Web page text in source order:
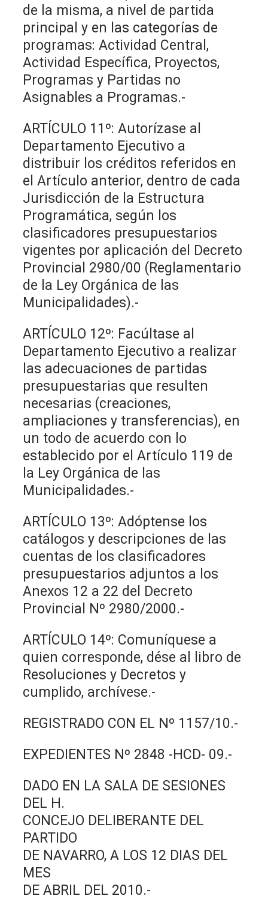
de la misma, a nivel de partida
principal y en las categorías de
programas: Actividad Central,
Actividad Específica, Proyectos,
Programas y Partidas no
Asignables a Programas.-
ARTÍCULO 11º: Autorízase al
Departamento Ejecutivo a
distribuir los créditos referidos en
el Artículo anterior, dentro de cada
Jurisdicción de la Estructura
Programática, según los
clasificadores presupuestarios
vigentes por aplicación del Decreto
Provincial 2980/00 (Reglamentario
de la Ley Orgánica de las
Municipalidades).-
ARTÍCULO 12º: Facúltase al
Departamento Ejecutivo a realizar
las adecuaciones de partidas
presupuestarias que resulten
necesarias (creaciones,
ampliaciones y transferencias), en
un todo de acuerdo con lo
establecido por el Artículo 119 de
la Ley Orgánica de las
Municipalidades.-
ARTÍCULO 13º: Adóptense los
catálogos y descripciones de las
cuentas de los clasificadores
presupuestarios adjuntos a los
Anexos 12 a 22 del Decreto
Provincial Nº 2980/2000.-
ARTÍCULO 14º: Comuníquese a
quien corresponde, dése al libro de
Resoluciones y Decretos y
cumplido, archívese.-
REGISTRADO CON EL Nº 1157/10.-
EXPEDIENTES Nº 2848 -HCD- 09.-
DADO EN LA SALA DE SESIONES
DEL H.
CONCEJO DELIBERANTE DEL
PARTIDO
DE NAVARRO, A LOS 12 DIAS DEL
MES
DE ABRIL DEL 2010.-